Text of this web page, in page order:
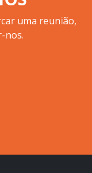
uma reunião,
nos.